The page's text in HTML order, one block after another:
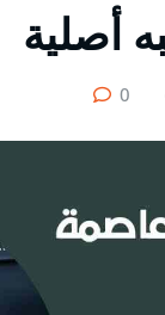
أصلية
0